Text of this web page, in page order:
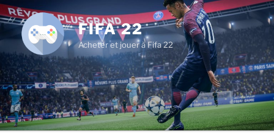
Aller
au
contenu
principal
FIFA 22
Acheter et jouer à Fifa 22